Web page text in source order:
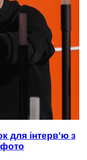
для інтерв'ю з